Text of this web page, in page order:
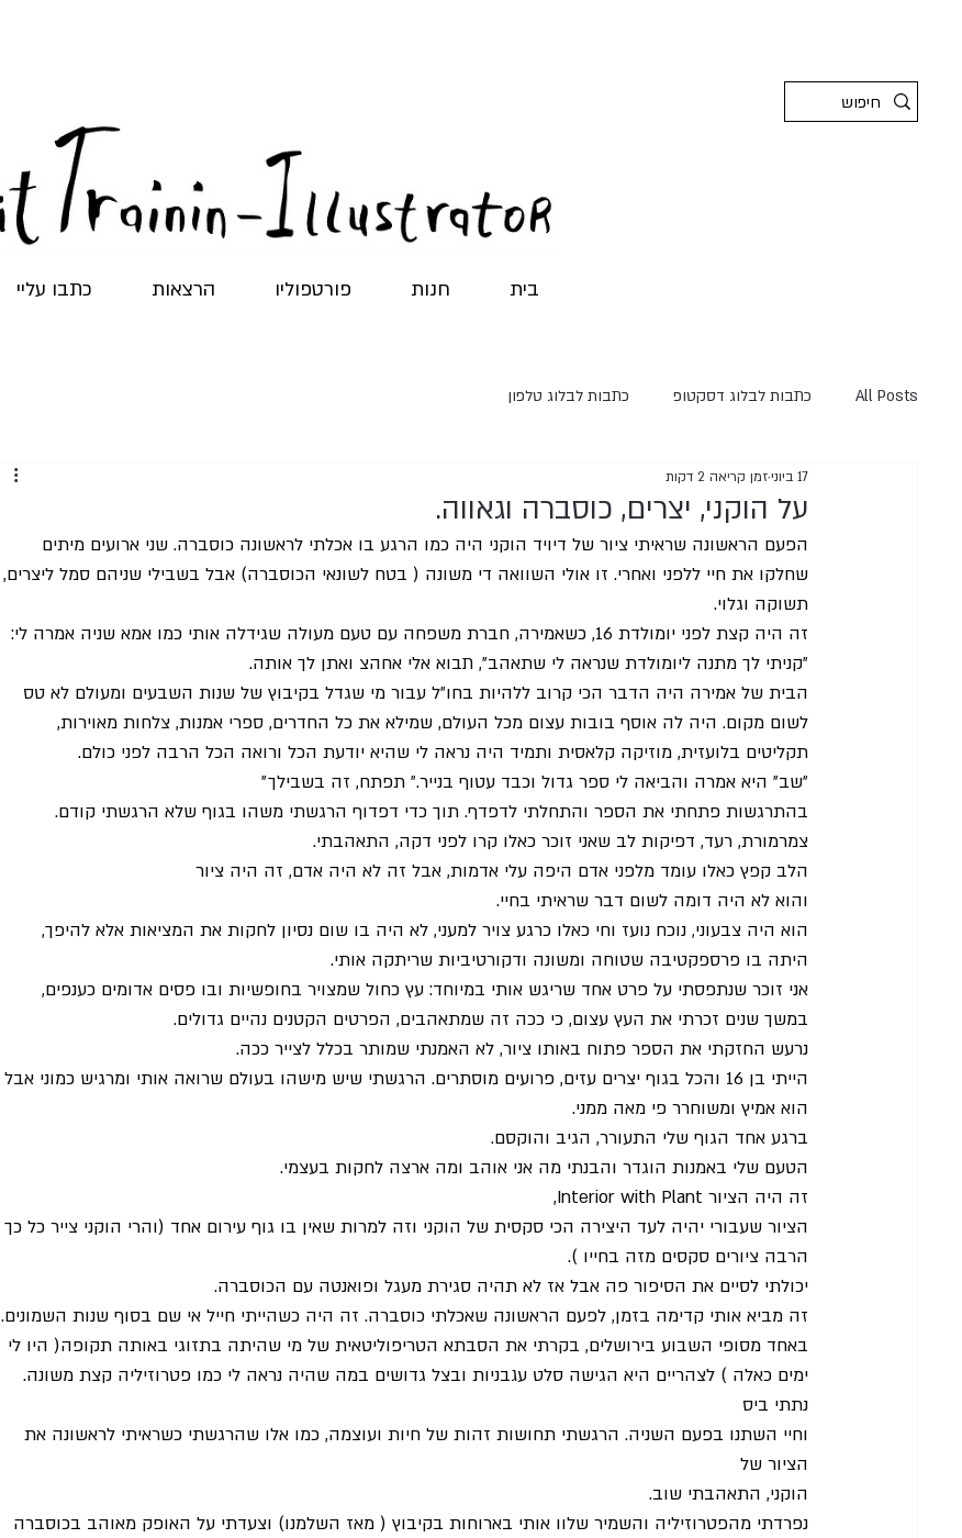
בית חנות פורטפוליו הרצאות כתבו עליי
All Posts כתבות לבלוג דסקטופ כתבות לבלוג טלפון
על הוקני, יצרים, כוסברה וגאווה.
17 ביוני זמן קריאה 2 דקות
הפעם הראשונה שראיתי ציור של דיויד הוקני היה כמו הרגע בו אכלתי לראשונה כוסברה. שני ארועים מיתים
שחלקו את חיי ללפני ואחרי. זו אולי השוואה די משונה ( בטח לשונאי הכוסברה) אבל בשבילי שניהם סמל ליצרים,
תשוקה וגלוי.
זה היה קצת לפני יומולדת 16, כשאמירה, חברת משפחה עם טעם מעולה שגידלה אותי כמו אמא שניה אמרה לי:
״קניתי לך מתנה ליומולדת שנראה לי שתאהב״, תבוא אלי אחהצ ואתן לך אותה.
הבית של אמירה היה הדבר הכי קרוב ללהיות בחו״ל עבור מי שגדל בקיבוץ של שנות השבעים ומעולם לא טס
לשום מקום. היה לה אוסף בובות עצום מכל העולם, שמילא את כל החדרים, ספרי אמנות, צלחות מאוירות,
תקליטים בלועזית, מוזיקה קלאסית ותמיד היה נראה לי שהיא יודעת הכל ורואה הכל הרבה לפני כולם.
״שב״ היא אמרה והביאה לי ספר גדול וכבד עטוף בנייר.״ תפתח, זה בשבילך״
בהתרגשות פתחתי את הספר והתחלתי לדפדף. תוך כדי דפדוף הרגשתי משהו בגוף שלא הרגשתי קודם.
צמרמורת, רעד, דפיקות לב שאני זוכר כאלו קרו לפני דקה, התאהבתי.
הלב קפץ כאלו עומד מלפני אדם היפה עלי אדמות, אבל זה לא היה אדם, זה היה ציור
והוא לא היה דומה לשום דבר שראיתי בחיי.
הוא היה צבעוני, נוכח נועז וחי כאלו כרגע צויר למעני, לא היה בו שום נסיון לחקות את המציאות אלא להיפך,
היתה בו פרספקטיבה שטוחה ומשונה ודקורטיביות שריתקה אותי.
אני זוכר שנתפסתי על פרט אחד שריגש אותי במיוחד: עץ כחול שמצויר בחופשיות ובו פסים אדומים כענפים,
במשך שנים זכרתי את העץ עצום, כי ככה זה שמתאהבים, הפרטים הקטנים נהיים גדולים.
נרעש החזקתי את הספר פתוח באותו ציור, לא האמנתי שמותר בכלל לצייר ככה.
הייתי בן 16 והכל בגוף יצרים עזים, פרועים מוסתרים. הרגשתי שיש מישהו בעולם שרואה אותי ומרגיש כמוני אבל
הוא אמיץ ומשוחרר פי מאה ממני.
ברגע אחד הגוף שלי התעורר, הגיב והוקסם.
הטעם שלי באמנות הוגדר והבנתי מה אני אוהב ומה ארצה לחקות בעצמי.
,Interior with Plant זה היה הציור
הציור שעבורי יהיה לעד היצירה הכי סקסית של הוקני וזה למרות שאין בו גוף עירום אחד (והרי הוקני צייר כל כך
הרבה ציורים סקסים מזה בחייו ).
יכולתי לסיים את הסיפור פה אבל אז לא תהיה סגירת מעגל ופואנטה עם הכוסברה.
זה מביא אותי קדימה בזמן, לפעם הראשונה שאכלתי כוסברה. זה היה כשהייתי חייל אי שם בסוף שנות השמונים.
באחד מסופי השבוע בירושלים, בקרתי את הסבתא הטריפוליטאית של מי שהיתה בתזוגי באותה תקופה( היו לי
ימים כאלה ) לצהריים היא הגישה סלט עגבניות ובצל גדושים במה שהיה נראה לי כמו פטרוזיליה קצת משונה.
נתתי ביס
וחיי השתנו בפעם השניה. הרגשתי תחושות זהות של חיות ועוצמה, כמו אלו שהרגשתי כשראיתי לראשונה את
הציור של
הוקני, התאהבתי שוב.
נפרדתי מהפטרוזיליה והשמיר שלוו אותי בארוחות בקיבוץ ( מאז השלמנו) וצעדתי על האופק מאוהב בכוסברה